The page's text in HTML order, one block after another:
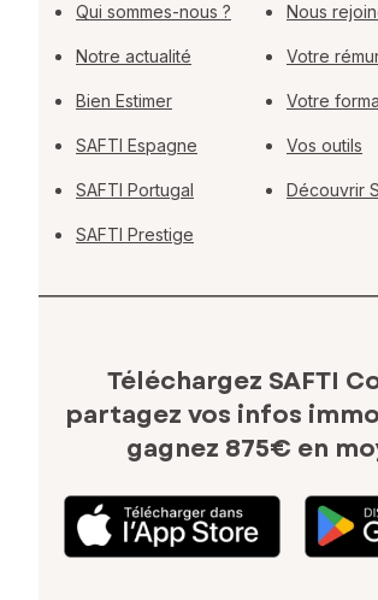
Qui sommes-nous ?
Notre actualité
Bien Estimer
SAFTI Espagne
SAFTI Portugal
SAFTI Prestige
Nous
Votre
Votre
Vos outils
Découvrir
Téléchargez SAFTI
partagez vos infos
gagnez 875€ en